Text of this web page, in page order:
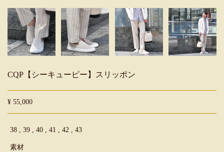
CQP【シーキューピー】スリッポン
¥ 55,000
38 , 39 , 40 , 41 , 42 , 43
素材